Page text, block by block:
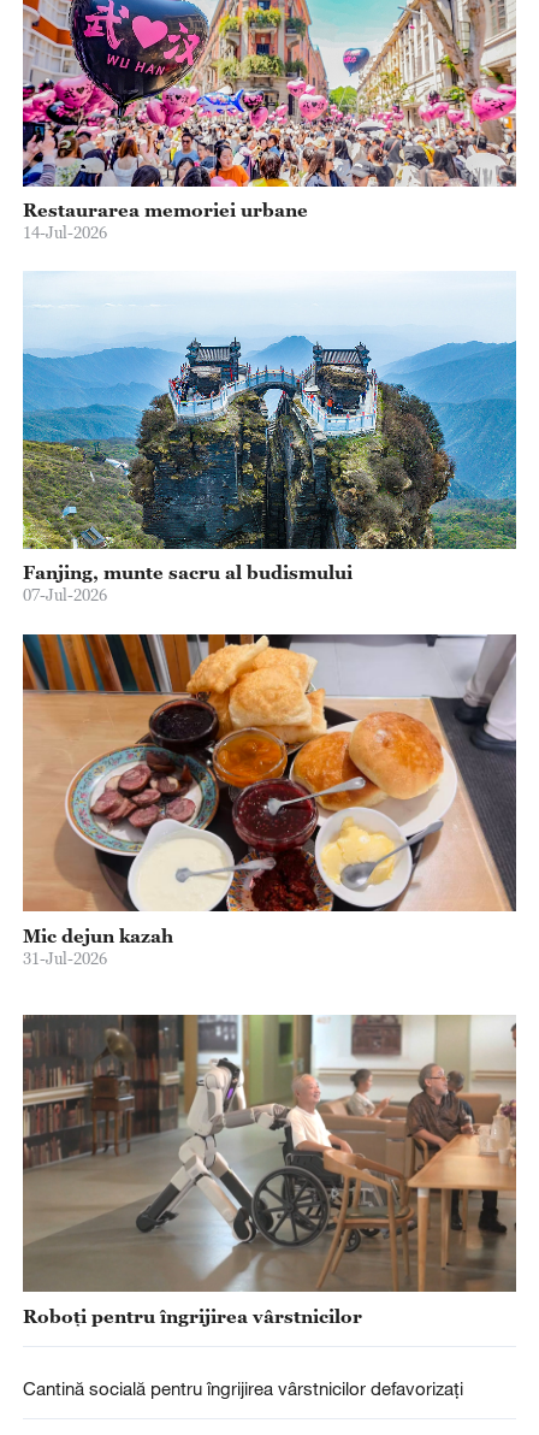
Restaurarea memoriei urbane
14-Jul-2026
Fanjing, munte sacru al budismului
07-Jul-2026
Mic dejun kazah
31-Jul-2026
Roboți pentru îngrijirea vârstnicilor
Cantină socială pentru îngrijirea vârstnicilor defavorizați